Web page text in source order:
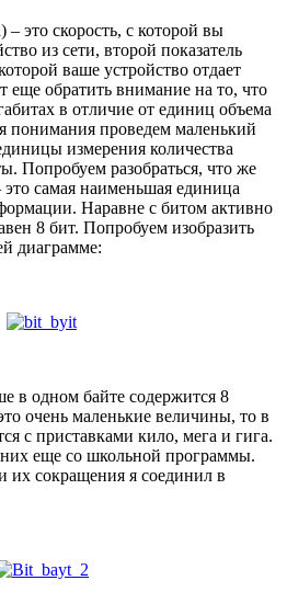
– это скорость, с которой вы
из сети, второй показатель
ваше устройство отдает
обратить внимание на то, что
в отличие от единиц объема
понимания проведем маленький
измерения количества
Попробуем разобраться, что же
самая наименьшая единица
Наравне с битом активно
8 бит. Попробуем изобразить
диаграмме:
в одном байте содержится 8
очень маленькие величины, то в
с приставками кило, мега и гига.
еще со школьной программы.
сокращения я соединил в